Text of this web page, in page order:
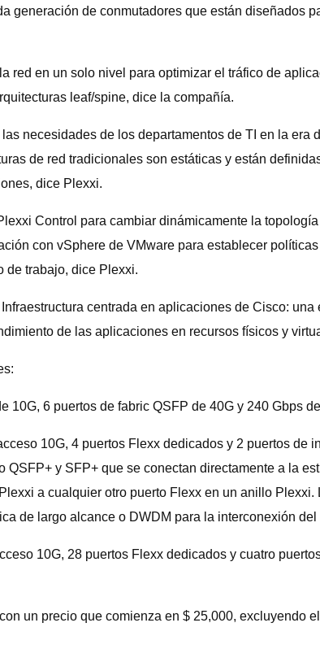
generación de conmutadores que están diseñados
red en un solo nivel para optimizar el tráfico de
leaf/spine, dice la compañía.
necesidades de los departamentos de TI en la
de red tradicionales son estáticas y están
dice Plexxi.
Control para cambiar dinámicamente la
con vSphere de VMware para establecer
de trabajo, dice Plexxi.
centrada en aplicaciones de Cisco:
de las aplicaciones en recursos físicos y
10G, 6 puertos de fabric QSFP de 40G y 240 Gbps
10G, 4 puertos Flexx dedicados y 2 puertos
y SFP+ que se conectan directamente a la
a cualquier otro puerto Flexx en un anillo
de largo alcance o DWDM para la interconexión del
10G, 28 puertos Flexx dedicados y cuatro
un precio que comienza en $ 25,000, excluyendo